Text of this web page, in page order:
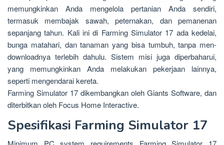
memungkinkan Anda mengelola pertanian Anda sendiri,
termasuk membajak sawah, peternakan, dan pemanenan
sepanjang tahun. Kali ini di Farming Simulator 17 ada kedelai,
bunga matahari, dan tanaman yang bisa tumbuh, tanpa men-
downloadnya terlebih dahulu. Sistem misi juga diperbaharui,
yang memungkinkan Anda melakukan pekerjaan lainnya,
seperti mengendarai kereta.
Farming Simulator 17 dikembangkan oleh Giants Software, dan
diterbitkan oleh Focus Home Interactive.
Spesifikasi Farming Simulator 17